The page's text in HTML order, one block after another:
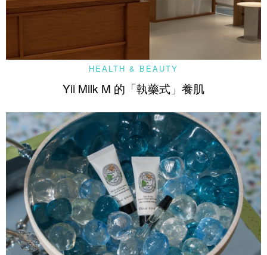
HEALTH & BEAUTY
Yii Milk M 的「執藥式」養肌